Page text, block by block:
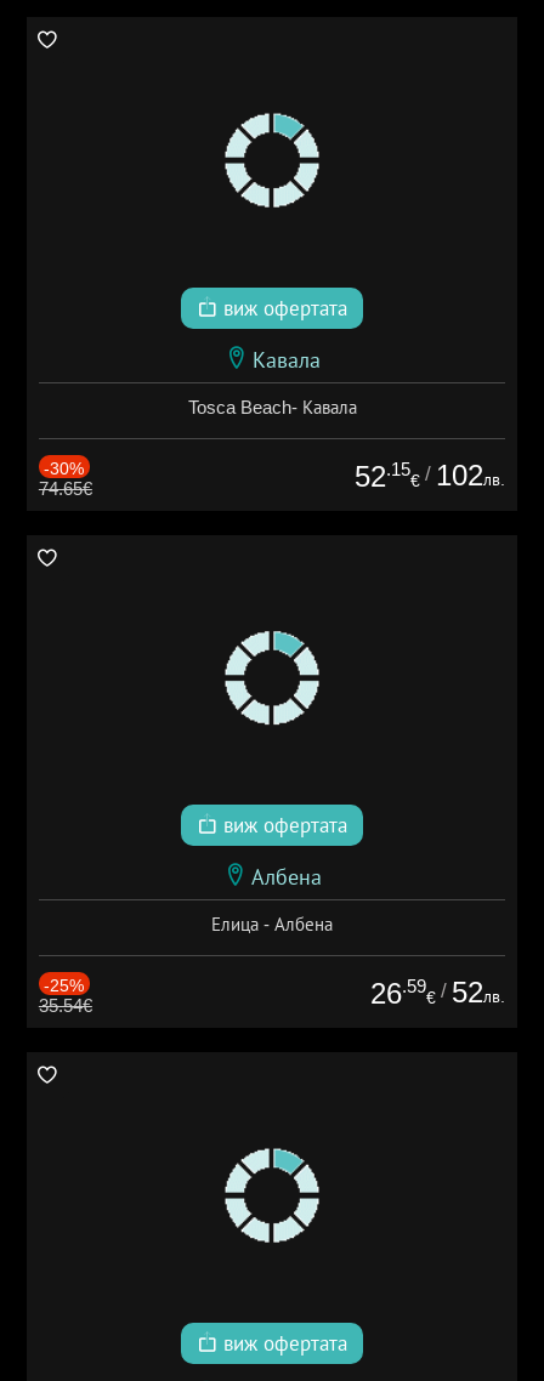
виж офертата
Кавала
Tosca Beach- Кавала
-30%
74.65€ 52.15
€ / 102лв.
виж офертата
Албена
Елица - Албена
-25%
35.54€ 26.59
€ / 52лв.
виж офертата